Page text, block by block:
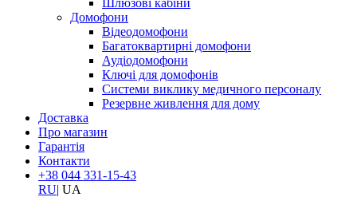
Шлюзові кабіни
Домофони
Відеодомофони
Багатоквартирні домофони
Аудіодомофони
Ключі для домофонів
Системи виклику медичного персоналу
Резервне живлення для дому
Доставка
Про магазин
Гарантія
Контакти
+38 044 331-15-43
RU| UA